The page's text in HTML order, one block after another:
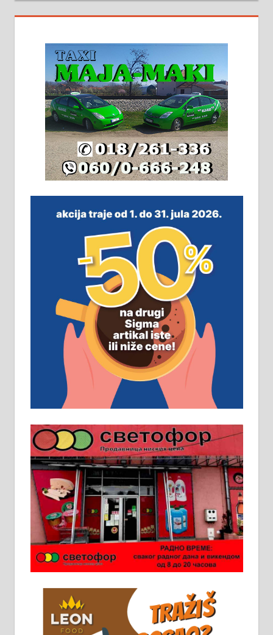
На продају кућа у Алексинцу,
2х150м2, две гараже, централно
грејање на гас и дрва. Две
адресе. 063/71-74-023
Издајем комплетно опремљену
халу на Житковачком путу, на
плацу површине око 7 ари.
064/321-80-51; 063/102-35-25
На продају легализована, нова,
незавршена кућа површине 160
виру у Алексинцу. Могућа
замена. 064/21-63-584
ПОСЛОВНИ ОГЛАСИ
Рудник и флотација Рудник
д.о.о. Рудник запошљава 20
помоћника рудара. Услови:
Основна школа, пожељно радно
искуство на истим и сличним
пословима, али не и неопходан
услов. Обезбеђен смештај,
превоз, исхрана. 032/57-41-122 –
локал 22
Пружам услуге завршних радова
у грађевини, хидроизолације и
молерских радова. 061/25-28-058
Ало таксију потребан возач са Б
категоријом. 064/02-85-511
Потребна два радника за рад на
стоваришту „Липа промет” у
Алексинцу. За више
стовариште у улици Максима
Горког 26 сваког радног дана од
8 до 15 часова. 063/465-045